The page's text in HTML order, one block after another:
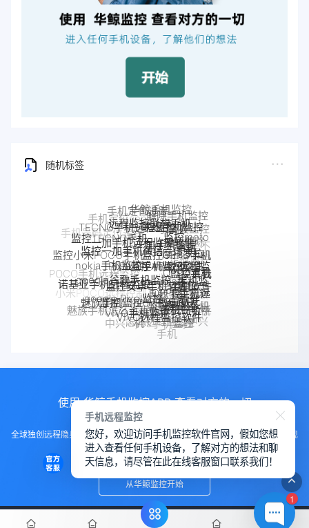
随机标签
手机被别人
监控了怎么
解除
如何解除
手机被监
控
手机反
监控
苹果手机怎么监控另
一台手机
监控iPhone微信聊天
iPhone监控软件
iPhone苹果手机监控
小米POCO远程控制
POCO手机远程监控
监控小米POCO手机
监控TECNO手机
TECNO手机远程监控
远程监控联想手机
联想手机监控
监控moto
手机
摩托罗拉
moto远程监
控
监控真我
手机软件
真我手机远程
监控别人手机
realme手机
监控
怎么远程监控中兴
手机
中兴myos手机监控
魅族手机怎么远程监控另一台手
机
魅族手机监控
诺基亚手机远程监控
nokia手机监控
监控一加手机微信
一加手机远程监控软件
一加手机监控
监控OPPO手机
软件
OPPO手机
定位
OPPO手机远
程监控
手机窃听
VIVO远程监控软件
VIVO手机监控
google Pixel监控
google谷歌手机监控
Pixel监控APP
Pixel手机监控软件
google手机监
控
Android软件
监控Android微信聊天
监控安卓手机软件
使用 华鲸手机监控APP 查看对方的一切
全球独创远程隐身运行监控手机，不用经过对方同意安装，100%不让对方发现
知道
从华鲸监控开始
1
手机远程监控
您好，欢迎访问手机监控软件官网，假如您想
进入查看任何手机设备，了解对方的想法和聊
天信息，请尽管在此在线客服窗口联系我们！